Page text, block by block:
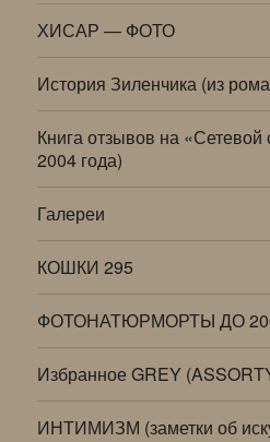
ХИСАР — ФОТО
История Зиленчика (из
Книга отзывов на «Сетевой
2004 года)
Галереи
КОШКИ 295
ФОТОНАТЮРМОРТЫ ДО
Избранное GREY
ИНТИМИЗМ (заметки об